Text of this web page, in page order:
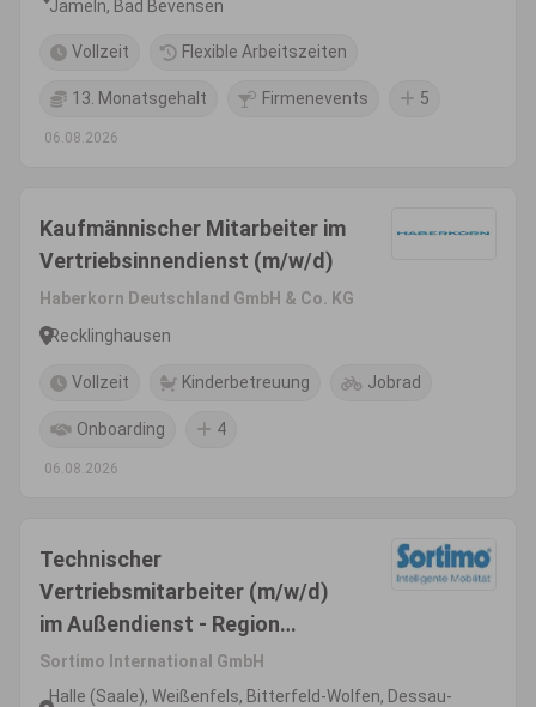
Jameln, Bad Bevensen
Vollzeit Flexible Arbeitszeiten
13. Monatsgehalt Firmenevents 5
06.08.2026
Kaufmännischer Mitarbeiter im
Vertriebsinnendienst (m/w/d)
Haberkorn Deutschland GmbH & Co. KG
Recklinghausen
Vollzeit Kinderbetreuung Jobrad
Onboarding 4
06.08.2026
Technischer
Vertriebsmitarbeiter (m/w/d)
im Außendienst - Region
Sachsen-Anhalt
Sortimo International GmbH
Halle (Saale), Weißenfels, Bitterfeld-Wolfen, Dessau-